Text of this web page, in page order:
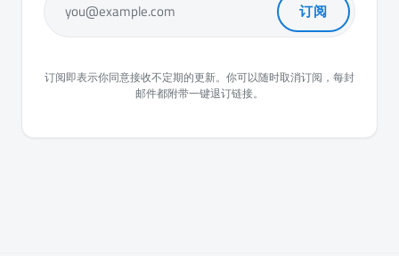
you@example.com 订阅
订阅即表示你同意接收不定期的更新。你可以随时取消订阅，每封
邮件都附带一键退订链接。